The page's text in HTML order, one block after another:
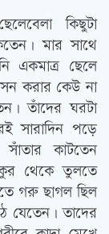
কিছুটা
মার সাথে
একমাত্র ছেলে
করার কেউ না
তাঁদের ঘরটা
সারাদিন পড়ে
কাটতেন
থেকে তুলতে
গরু ছাগল ছিল
যেতেন। তাদের